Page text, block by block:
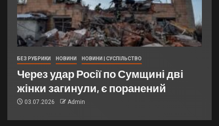
БЕЗ РУБРИКИ НОВИНИ НОВИНИ | СУСПІЛЬСТВО
Через удар Росії по Сумщині дві
жінки загинули, є поранений
03.07.2026 Admin